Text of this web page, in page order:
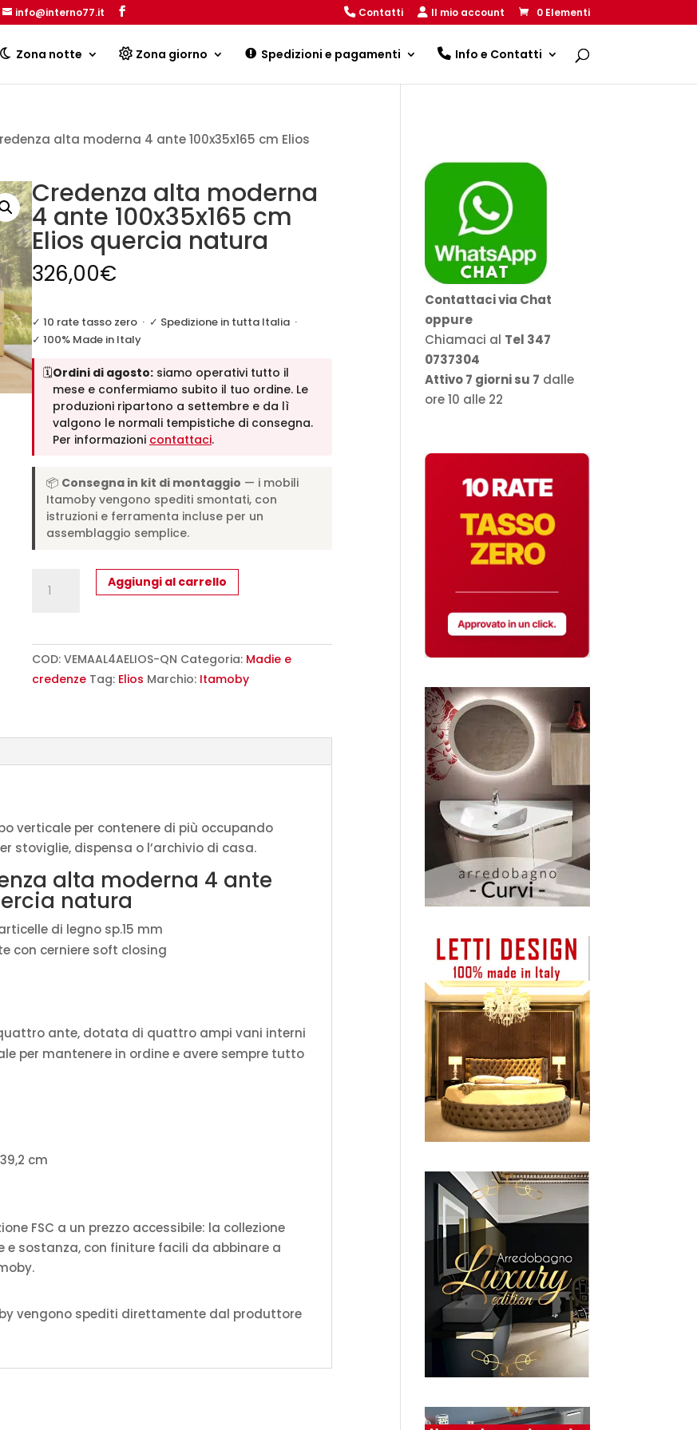
info@interno77.it Contatti Il mio account 0 Elementi
Zona notte Zona giorno Spedizioni e pagamenti Info e Contatti
Products
alta moderna 4 ante 100x35x165 cm Elios
Credenza alta moderna
4 ante 100x35x165 cm
Elios quercia natura
326,00€
✓ 10 rate tasso zero· ✓ Spedizione in tutta Italia·
✓ 100% Made in Italy
🗓️Ordini di agosto:siamo operativi tutto il
mese e confermiamo subito il tuo ordine. Le
produzioni ripartono a settembre e da lì
valgono le normali tempistiche di consegna.
Per informazioni contattaci.
📦 Consegna in kit di montaggio — i mobili
Itamoby vengono spediti smontati, con
istruzioni e ferramenta incluse per un
assemblaggio semplice.
alta
ante
100x35x165
quercia
Aggiungi al carrello
COD: VEMAAL4AELIOS-QN Categoria: Madie e
credenze Tag: Elios Marchio: Itamoby
verticale per contenere di più occupando
stoviglie, dispensa o l’archivio di casa.
alta moderna 4 ante
natura
di legno sp.15 mm
con cerniere soft closing
ante, dotata di quattro ampi vani interni
per mantenere in ordine e avere sempre tutto
cm
FSC a un prezzo accessibile: la collezione
e sostanza, con finiture facili da abbinare a
vengono spediti direttamente dal produttore
Contattaci via Chat
oppure
Chiamaci al Tel 347
0737304
Attivo 7 giorni su 7 dalle
ore 10 alle 22